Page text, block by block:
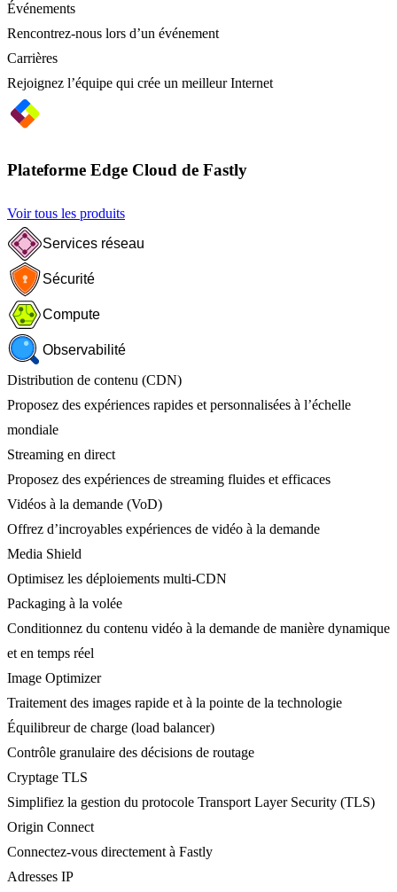
Événements
Rencontrez-nous lors d’un événement
Carrières
Rejoignez l’équipe qui crée un meilleur Internet
Plateforme Edge Cloud de Fastly
Voir tous les produits
Services réseau
Sécurité
Compute
Observabilité
Distribution de contenu (CDN)
Proposez des expériences rapides et personnalisées à l’échelle
mondiale
Streaming en direct
Proposez des expériences de streaming fluides et efficaces
Vidéos à la demande (VoD)
Offrez d’incroyables expériences de vidéo à la demande
Media Shield
Optimisez les déploiements multi-CDN
Packaging à la volée
Conditionnez du contenu vidéo à la demande de manière dynamique
et en temps réel
Image Optimizer
Traitement des images rapide et à la pointe de la technologie
Équilibreur de charge (load balancer)
Contrôle granulaire des décisions de routage
Cryptage TLS
Simplifiez la gestion du protocole Transport Layer Security (TLS)
Origin Connect
Connectez-vous directement à Fastly
Adresses IP